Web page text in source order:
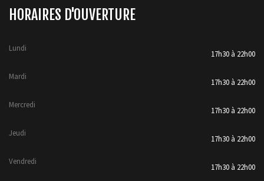
HORAIRES D'OUVERTURE
Lundi
17h30 à 22h00
Mardi
17h30 à 22h00
Mercredi
17h30 à 22h00
Jeudi
17h30 à 22h00
Vendredi
17h30 à 22h00